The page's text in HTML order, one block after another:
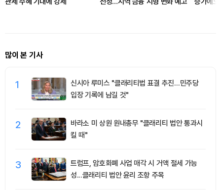
많이 본 기사
1
신시아 루미스 "클래리티법 표결 추진…민주당
입장 기록에 남길 것"
2
바라소 미 상원 원내총무 "클래리티 법안 통과시
킬 때"
3
트럼프, 암호화폐 사업 매각 시 거액 절세 가능
성...클래리티 법안 윤리 조항 주목